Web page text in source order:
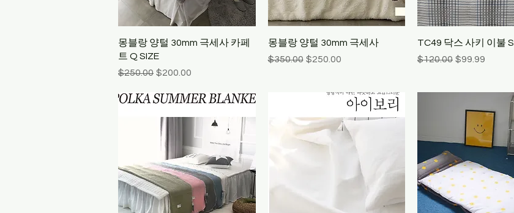
Quick View
몽블랑 양털 30mm 극세사 카페
트 Q SIZE
Regular Price
$250.00 Sale Price
$200.00
Quick View
몽블랑 양털 30mm 극세사
Regular Price
$350.00 Sale Price
$250.00
Quick View
TC49 닥스 사키 이불 S
Regular Price
$120.00 Sale Price
$99.99